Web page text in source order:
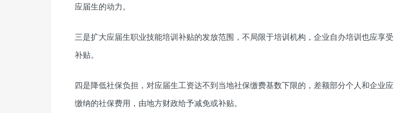
应届生的动力。
三是扩大应届生职业技能培训补贴的发放范围，不局限于培训机构，企业自办培训也应享受
补贴。
四是降低社保负担，对应届生工资达不到当地社保缴费基数下限的，差额部分个人和企业应
缴纳的社保费用，由地方财政给予减免或补贴。